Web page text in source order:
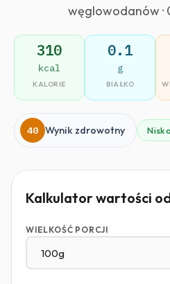
węglowodanów ·
310
kcal
KALORIE
0.1
g
BIAŁKO
40 Wynik zdrowotny
Kalkulator wartości
WIELKOŚĆ PORCJI